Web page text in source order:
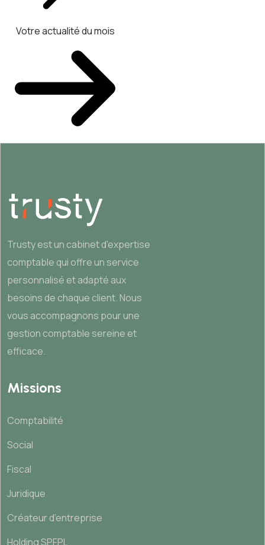
Votre actualité du mois
Trusty est un cabinet d'expertise
comptable qui offre un service
personnalisé et adapté aux
besoins de chaque client. Nous
vous accompagnons pour une
gestion comptable sereine et
efficace.
Missions
Comptabilité
Social
Fiscal
Juridique
Créateur d’entreprise
Holding SPFPL